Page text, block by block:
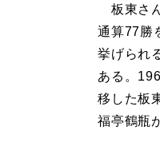
板東さ
通算77勝
挙げられ
ある。
移した板
福亭鶴瓶